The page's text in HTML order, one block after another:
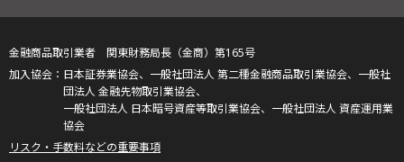
金融商品取引業者 関東財務局長（金商）第165号
日本証券業協会、一般社団法人 第二種金融商品取引業協会、一般社
団法人 金融先物取引業協会、
一般社団法人 日本暗号資産等取引業協会、一般社団法人 資産運用業
協会
リスク・手数料などの重要事項